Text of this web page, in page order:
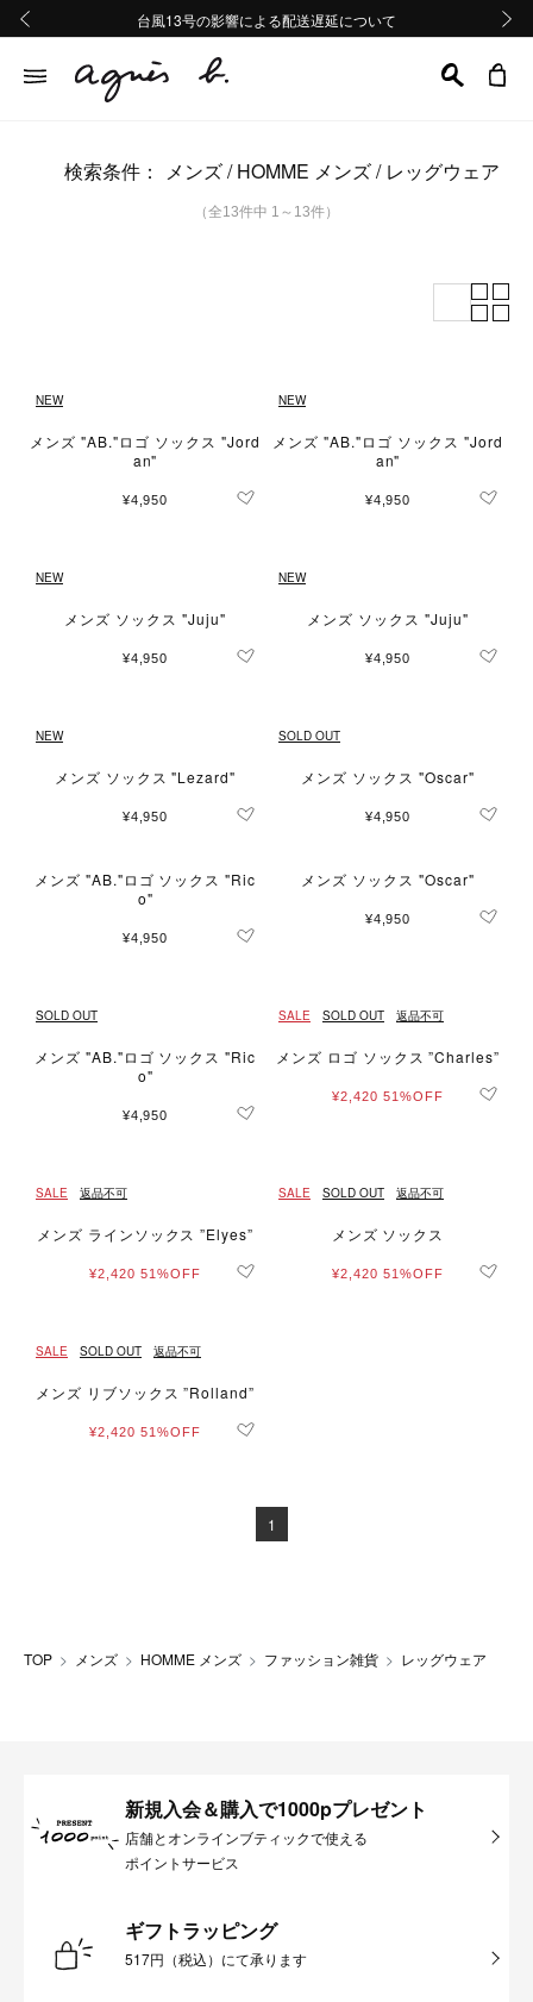
熊本地域地震の影響による配送遅延について
Summer Sale 2buy10%OFF!!
台風13号の影響による配送遅延について
熊本地域地震の影響による配送遅延について
Summer Sale 2buy10%OFF!!
検索条件： メンズ HOMME メンズ レッグウェア
（全13件中 1～13件）
NEW
メンズ "AB."ロゴ ソックス "Jord
an"
¥4,950
NEW
メンズ "AB."ロゴ ソックス "Jord
an"
¥4,950
NEW
メンズ ソックス "Juju"
¥4,950
NEW
メンズ ソックス "Juju"
¥4,950
NEW
メンズ ソックス "Lezard"
¥4,950
SOLD OUT
メンズ ソックス "Oscar"
¥4,950
メンズ "AB."ロゴ ソックス "Ric
o"
¥4,950
メンズ ソックス "Oscar"
¥4,950
SOLD OUT
メンズ "AB."ロゴ ソックス "Ric
o"
¥4,950
SALE SOLD OUT 返品不可
メンズ ロゴ ソックス ”Charles”
¥2,420 51%OFF
SALE 返品不可
メンズ ラインソックス ”Elyes”
¥2,420 51%OFF
SALE SOLD OUT 返品不可
メンズ ソックス
¥2,420 51%OFF
SALE SOLD OUT 返品不可
メンズ リブソックス ”Rolland”
¥2,420 51%OFF
1
TOP メンズ HOMME メンズ ファッション雑貨 レッグウェア
新規入会＆購入で1000pプレゼント
店舗とオンラインブティックで使える
ポイントサービス
ギフトラッピング
517円（税込）にて承ります